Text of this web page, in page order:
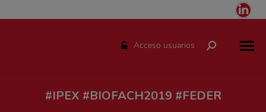
Acceso usuarios Buscar:
#IPEX #BIOFACH2019 #FEDER